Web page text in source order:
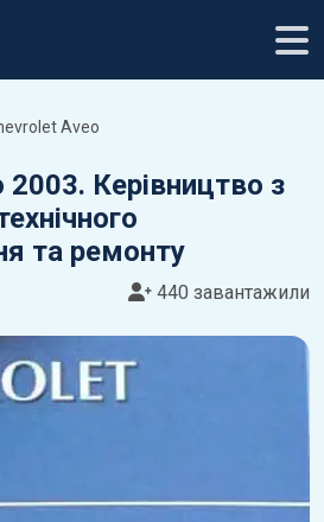
Aveo
Керівництво з
та ремонту
440 завантажили